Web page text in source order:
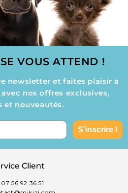
VOUS ATTEND !
newsletter et faites plaisir à
nos offres exclusives,
et nouveautés.
S'inscrire !
Client
07 56 92 36 51